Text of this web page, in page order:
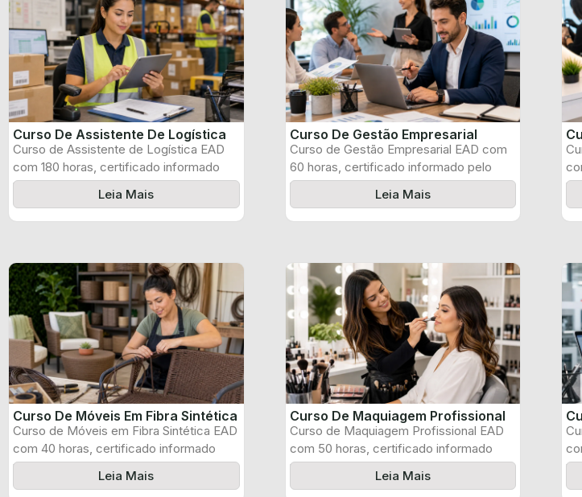
Curso De Assistente De Logística
Curso de Assistente de Logística EAD
com 180 horas, certificado informado
pelo produtor ...
Leia Mais
Curso De Gestão Empresarial
Curso de Gestão Empresarial EAD com
60 horas, certificado informado pelo
produtor e ...
Leia Mais
Curso De Móveis Em Fibra Sintética
Curso de Móveis em Fibra Sintética EAD
com 40 horas, certificado informado
pelo ...
Leia Mais
Curso De Maquiagem Profissional
Curso de Maquiagem Profissional EAD
com 50 horas, certificado informado
pelo produtor e ...
Leia Mais